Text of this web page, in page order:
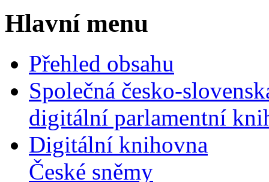
Hlavní menu
Přehled obsahu
Společná česko-
digitální parlamentní
Digitální knihovna
České sněmy